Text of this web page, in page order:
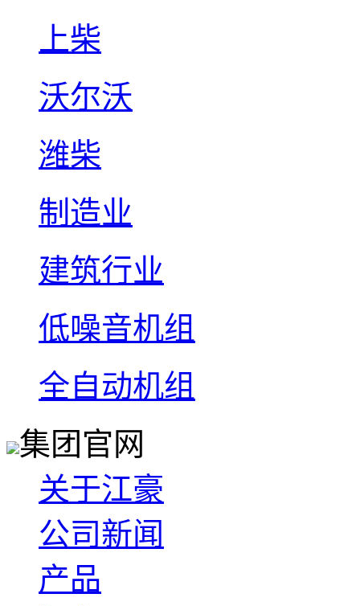
上柴
沃尔沃
潍柴
制造业
建筑行业
低噪音机组
全自动机组
集团官网
关于江豪
公司新闻
产品